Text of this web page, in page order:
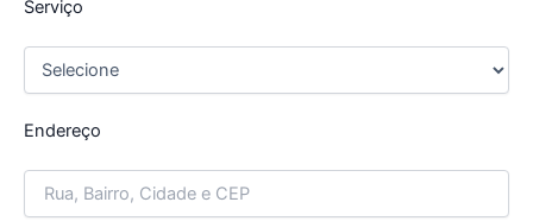
Serviço
Endereço